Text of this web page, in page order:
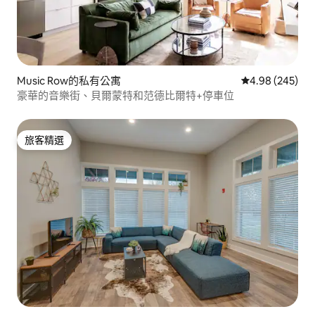
Music Row的私有公寓 從 245 則評價
4.98 (245)
豪華的音樂街、貝爾蒙特和范德比爾特+停車位
旅客精選
旅客精選